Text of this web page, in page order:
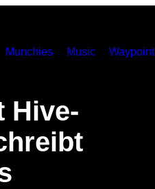
Munchies Music Waypoint
Hive-